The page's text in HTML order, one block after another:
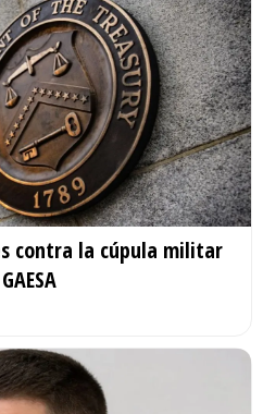
contra la cúpula militar